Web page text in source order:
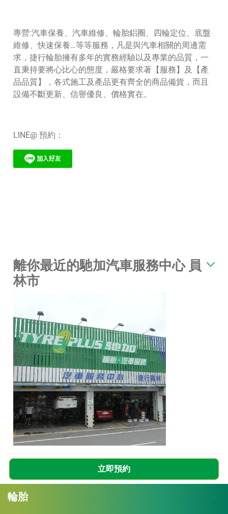
專營:汽車保養、汽車維修、輪胎鋁圈、四輪定位、底盤
維修、快速保養…等等服務，凡是與汽車相關的周邊需
求，捷行輪胎擁有多年的實務經驗以及專業的品質，一
直秉持要將心比心的態度，嚴格要求著【服務】及【產
品品質】，各式施工及產品更有齊全的商品備貨，而且
設備不斷更新、信譽優良、價格實在。
LINE@ 預約：
離你最近的馳加汽車服務中心 員
林市
立即預約
輪胎